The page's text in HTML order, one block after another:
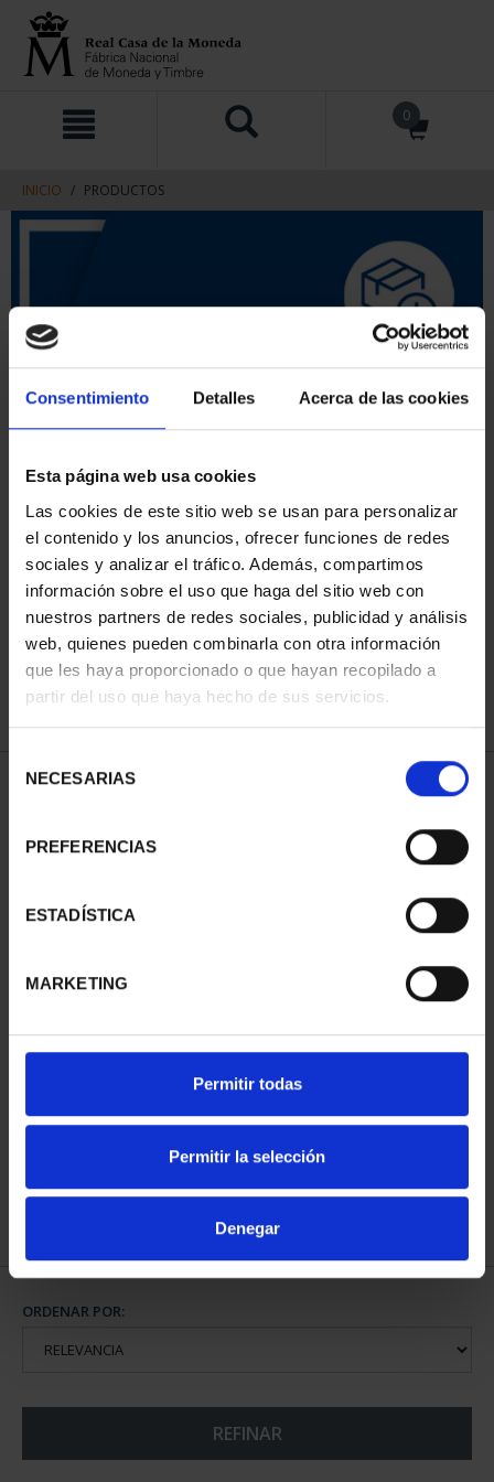
Consentimiento Detalles Acerca de las cookies
Esta página web usa cookies
Las cookies de este sitio web se usan para personalizar
el contenido y los anuncios, ofrecer funciones de redes
sociales y analizar el tráfico. Además, compartimos
información sobre el uso que haga del sitio web con
nuestros partners de redes sociales, publicidad y análisis
web, quienes pueden combinarla con otra información
que les haya proporcionado o que hayan recopilado a
partir del uso que haya hecho de sus servicios.
NECESARIAS
PREFERENCIAS
ESTADÍSTICA
MARKETING
Permitir todas
Permitir la selección
Denegar
contenido
navegacin
0
INICIO PRODUCTOS
ORDENAR POR:
REFINAR
1 Productos encontrados
MUNDIAL FIFA 2026 (EM.
145,00 €
ORDENAR POR:
REFINAR